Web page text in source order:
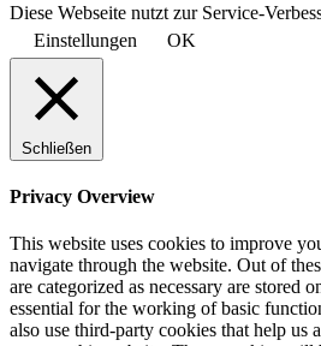
Diese Webseite nutzt zur Service-
Einstellungen
OK
Schließen
Privacy Overview
This website uses cookies to improve
navigate through the website. Out of
are categorized as necessary are stored
essential for the working of basic
also use third-party cookies that help us